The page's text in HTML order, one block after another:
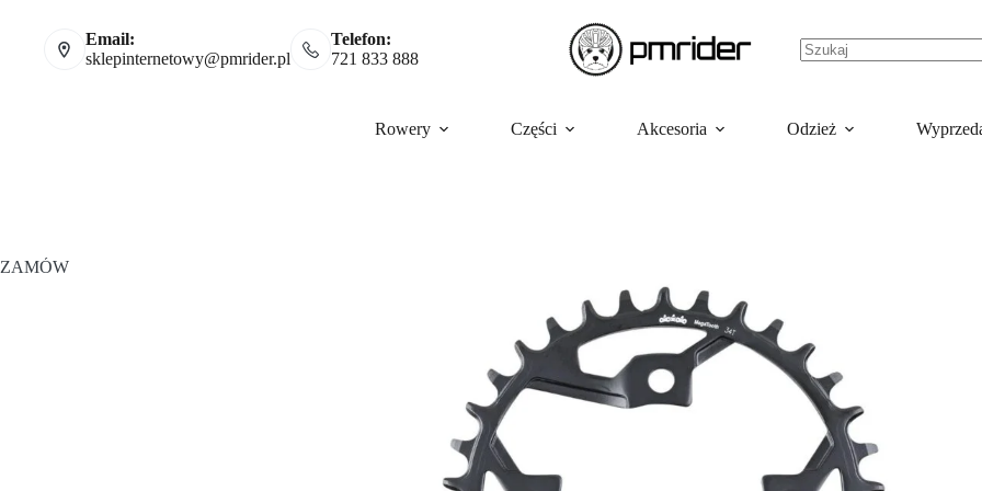
Email:
sklepinternetowy@pmrider.pl
Telefon:
721 833 888
Rowery Części Akcesoria Odzież
ZAMÓW